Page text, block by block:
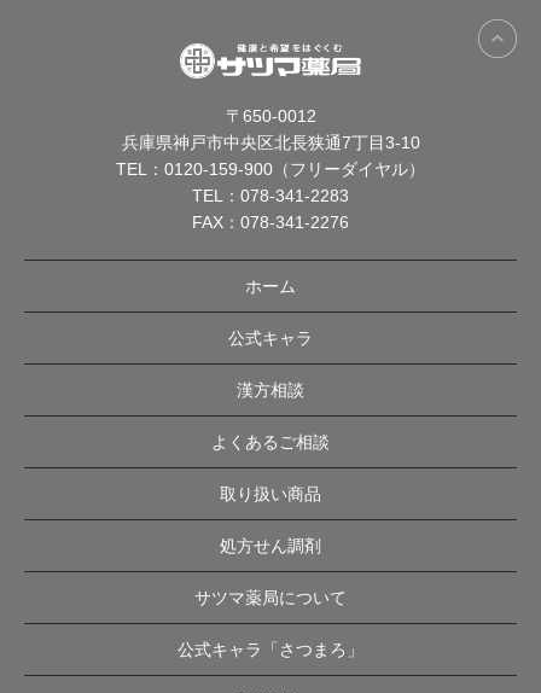
〒650-0012
兵庫県神戸市中央区北長狭通7丁目3-10
TEL： 0120-159-900（フリーダイヤル）
TEL： 078-341-2283
FAX：078-341-2276
ホーム
公式キャラ
漢方相談
よくあるご相談
取り扱い商品
処方せん調剤
サツマ薬局について
公式キャラ「さつまろ」